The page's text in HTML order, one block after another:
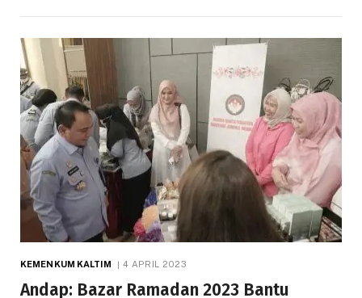
KEMENKUM KALTIM 4 APRIL 2023
Andap: Bazar Ramadan 2023 Bantu